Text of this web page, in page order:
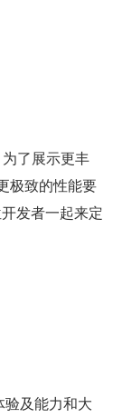
了展示更丰
极致的性能要
发者一起来定
及能力和大